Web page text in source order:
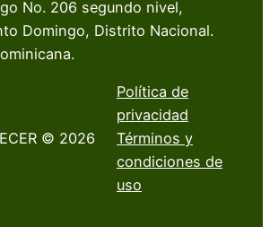
No. 206 segundo nivel,
Domingo, Distrito Nacional.
© 2026
Política de
privacidad
Términos y
condiciones de
uso